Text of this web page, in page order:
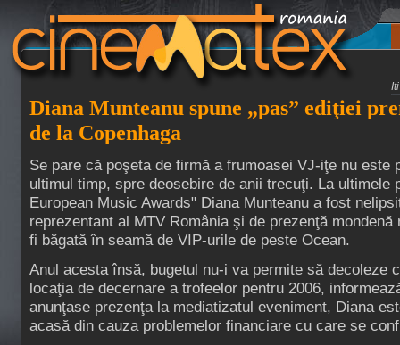
Diana Munteanu spune „pas” ediţiei
de la Copenhaga
Se pare că poşeta de firmă a frumoasei VJ-iţe nu este
ultimul timp, spre deosebire de anii trecuţi. La ultimele
European Music Awards" Diana Munteanu a fost
reprezentant al MTV România şi de prezenţă
fi băgată în seamă de VIP-urile de peste Ocean.
Anul acesta însă, bugetul nu-i va permite să decoleze
locaţia de decernare a trofeelor pentru 2006,
anunţase prezenţa la mediatizatul eveniment, Diana
acasă din cauza problemelor financiare cu care se